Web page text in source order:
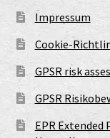
Impressum
Cookie-
GPSR risk
GPSR
EPR